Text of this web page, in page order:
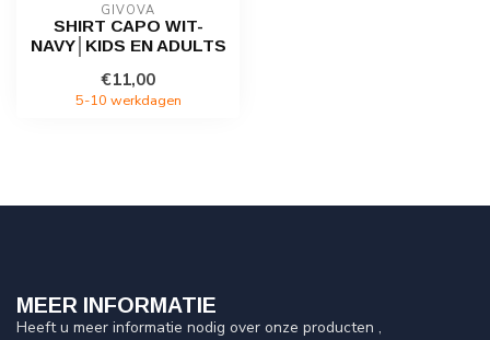
GIVOVA
SHIRT CAPO WIT-
NAVY│KIDS EN ADULTS
€11,00
5-10 werkdagen
MEER INFORMATIE
Heeft u meer informatie nodig over onze producten ,